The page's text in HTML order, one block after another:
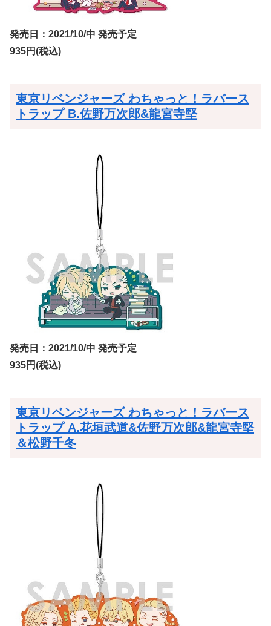
発売日：2021/10/中 発売予定
935円(税込)
東京リベンジャーズ わちゃっと！ラバース
トラップ B.佐野万次郎&龍宮寺堅
発売日：2021/10/中 発売予定
935円(税込)
東京リベンジャーズ わちゃっと！ラバース
トラップ A.花垣武道&佐野万次郎&龍宮寺堅
＆松野千冬